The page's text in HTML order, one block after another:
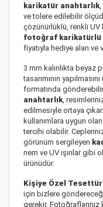
karikatür anahtarlık,
ve tolere edilebilir
çözünürlüklü, renkli
fotoğraf karikatürlü
fiyatıyla hediye alan ve
3 mm kalınlıkta beyaz
tasarımının
formatında
anahtarlık,
edilmesiyle ortaya
kullanımlara uygun
tercihi olabilir.
görünüm sergileyen
nem ve UV ışınlar gibi
ürünüdür.
Kişiye Özel
için bizlere
gerekir. Fotoğraflarınız